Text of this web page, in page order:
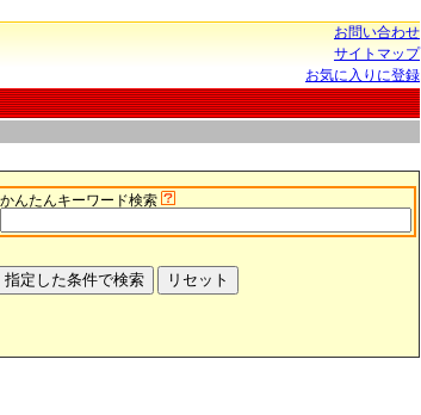
お問い合わせ
サイトマップ
お気に入りに登録
かんたんキーワード検索